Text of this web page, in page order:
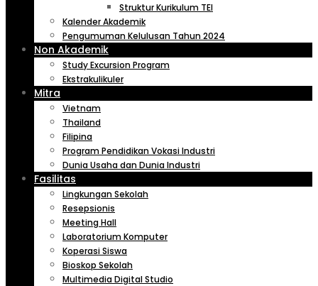
Struktur Kurikulum TEI
Kalender Akademik
Pengumuman Kelulusan Tahun 2024
Non Akademik
Study Excursion Program
Ekstrakulikuler
Mitra
Vietnam
Thailand
Filipina
Program Pendidikan Vokasi Industri
Dunia Usaha dan Dunia Industri
Fasilitas
Lingkungan Sekolah
Resepsionis
Meeting Hall
Laboratorium Komputer
Koperasi Siswa
Bioskop Sekolah
Multimedia Digital Studio